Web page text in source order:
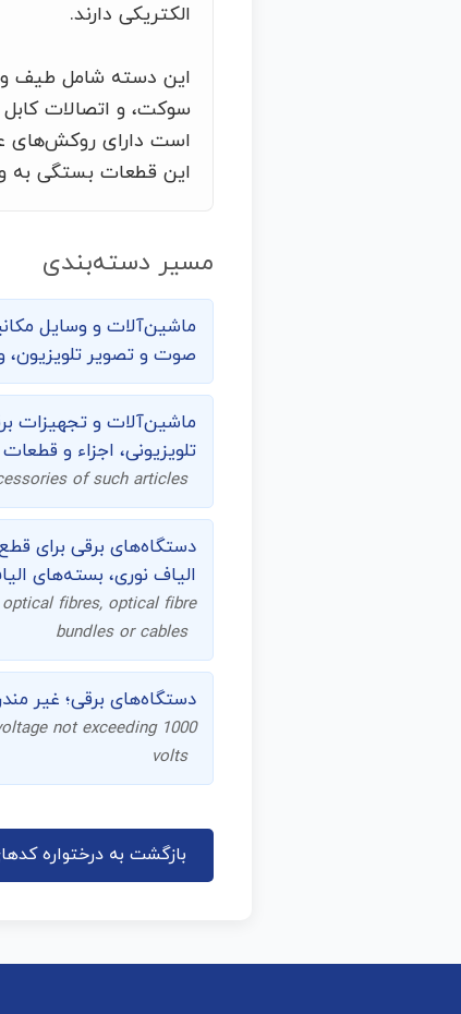
الکتریکی دارند.
این دسته شامل طیف
سوکت، و اتصالات
است دارای روکش‌های
این قطعات بستگی به
مسیر دسته‌بندی
ماشین‌‌آلات و وسایل
صوت و تصویر تلویزیون،
ماشین‌آلات و تجهیزات
تلویزیونی، اجزاء و
of such articles
الیاف نوری، بسته‌های
fibres, optical fibre
bundles or cables
دستگاه‌های برقی؛ غیر مندرج در شماره 8536، برای قطع و وصل یا حفاظت
not exceeding 1000
volts
بازگشت به درختواره